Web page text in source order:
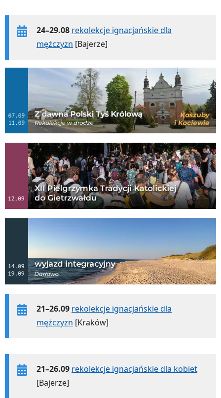
24–29.08 rekolekcje ignacjańskie dla
mężczyzn [Bajerze]
21–26.09 rekolekcje ignacjańskie dla
mężczyzn [Kraków]
21–26.09 rekolekcje ignacjańskie dla kobiet
[Bajerze]